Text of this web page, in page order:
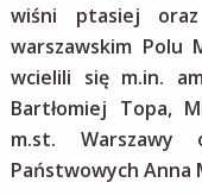
wiśni ptasiej
warszawskim Polu
wcielili się m.in.
Bartłomiej Topa,
m.st. Warszawy
Państwowych Anna